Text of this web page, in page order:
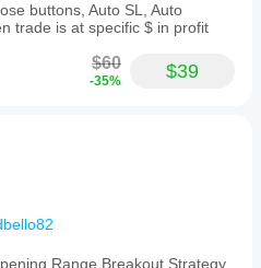
buttons, Auto SL, Auto
trade is at specific $ in profit
$60
-35% $39
Range Breakout Strategy